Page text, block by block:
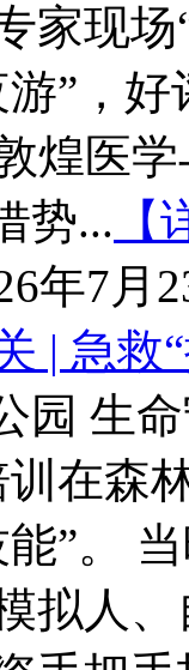
家现
”，
煌医
势...
年7月
| 急救
园 生
在森
”。
拟人